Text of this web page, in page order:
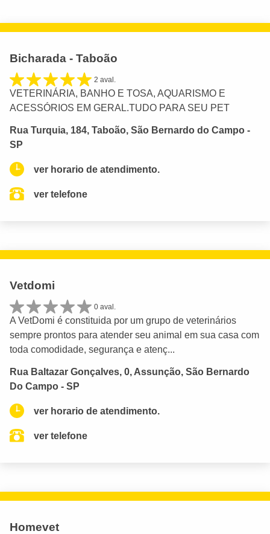
Bicharada - Taboão
2 aval.
VETERINÁRIA, BANHO E TOSA, AQUARISMO E
ACESSÓRIOS EM GERAL.TUDO PARA SEU PET
Rua Turquia, 184, Taboão, São Bernardo do Campo -
SP
ver horario de atendimento.
ver telefone
Vetdomi
0 aval.
A VetDomi é constituida por um grupo de veterinários
sempre prontos para atender seu animal em sua casa com
toda comodidade, segurança e atenç...
Rua Baltazar Gonçalves, 0, Assunção, São Bernardo
Do Campo - SP
ver horario de atendimento.
ver telefone
Homevet